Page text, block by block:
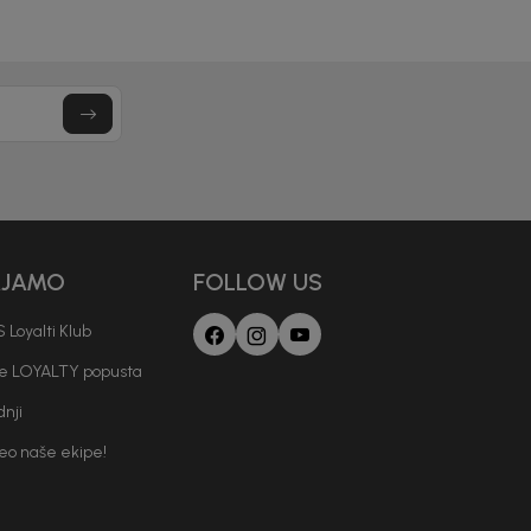
Loyalti Klub
LOYALTY popusta
naše ekipe!
FOLLOW US